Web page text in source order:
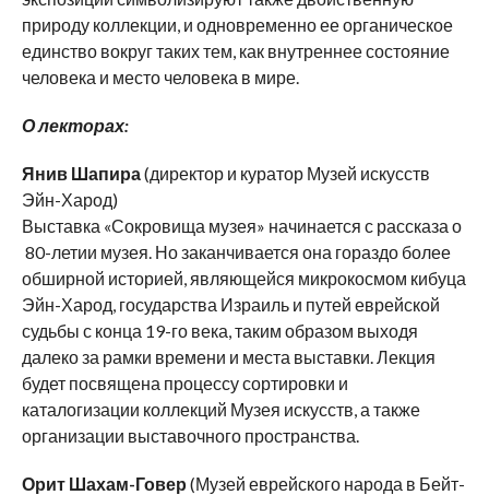
природу коллекции, и одновременно ее органическое
единство вокруг таких тем, как внутреннее состояние
человека и место человека в мире.
О лекторах:
Янив Шапира (директор и куратор Музей искусств
Эйн-Харод)
Выставка «Сокровища музея» начинается с рассказа о
80-летии музея. Но заканчивается она гораздо более
обширной историей, являющейся микрокосмом кибуца
Эйн-Харод, государства Израиль и путей еврейской
судьбы с конца 19-го века, таким образом выходя
далеко за рамки времени и места выставки. Лекция
будет посвящена процессу сортировки и
каталогизации коллекций Музея искусств, а также
организации выставочного пространства.
Орит Шахам-Говер (Музей еврейского народа в Бейт-